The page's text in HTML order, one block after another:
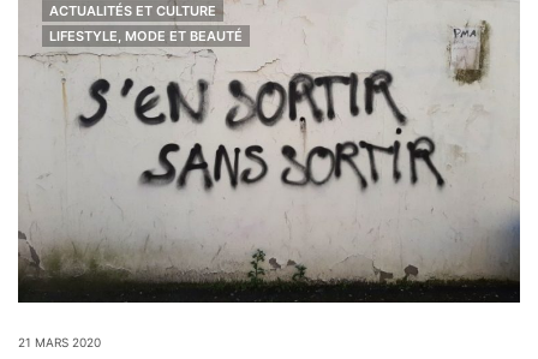
ACTUALITÉS ET CULTURE
LIFESTYLE, MODE ET BEAUTÉ
21 MARS 2020